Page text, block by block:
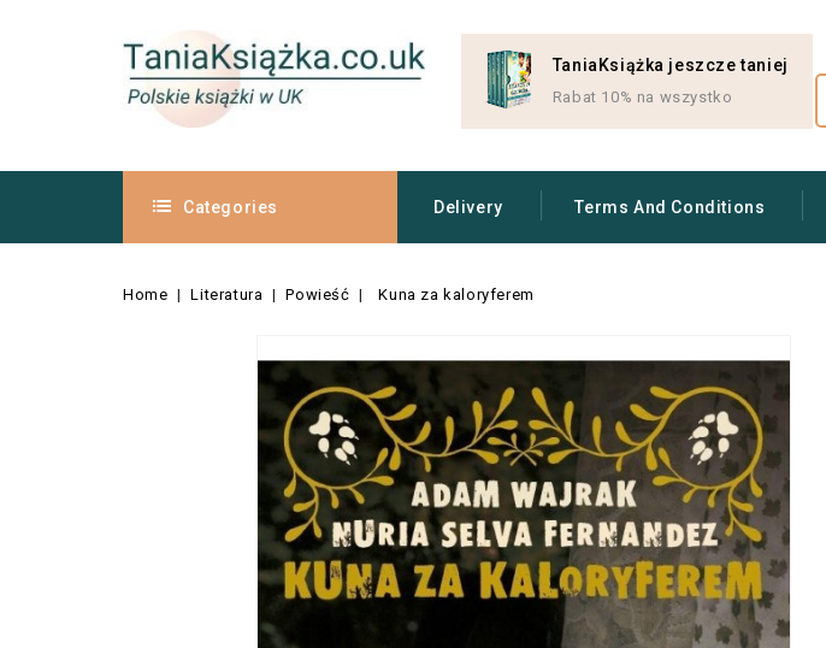
TaniaKsiążka jeszcze taniej
Rabat 10% na wszystko
Categories Delivery Terms And Conditions
Home Literatura Powieść Kuna za kaloryferem